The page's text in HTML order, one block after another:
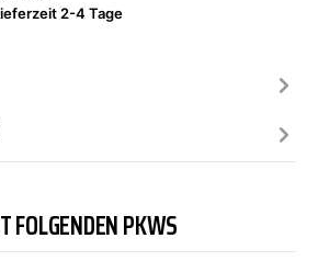
2-4 Tage
FOLGENDEN PKWS